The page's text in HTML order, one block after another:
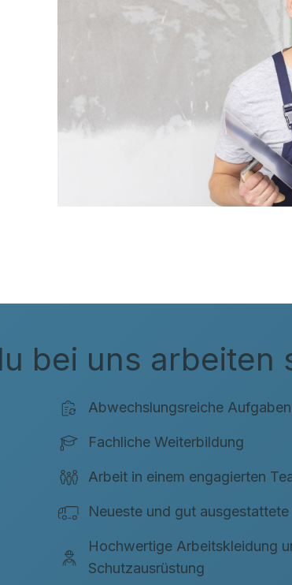
bei uns arbeiten
Abwechslungsreiche Aufgaben
Fachliche Weiterbildung
Arbeit in einem engagierten
Neueste und gut
Hochwertige Arbeitskleidung
Schutzausrüstung